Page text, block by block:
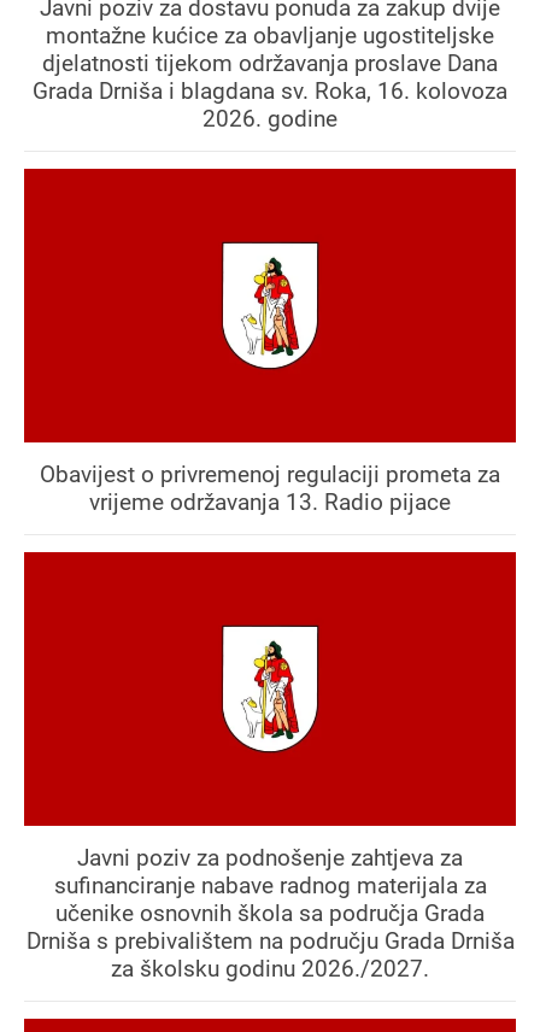
Javni poziv za dostavu ponuda za zakup dvije
montažne kućice za obavljanje ugostiteljske
djelatnosti tijekom održavanja proslave Dana
Grada Drniša i blagdana sv. Roka, 16. kolovoza
2026. godine
Obavijest o privremenoj regulaciji prometa za
vrijeme održavanja 13. Radio pijace
Javni poziv za podnošenje zahtjeva za
sufinanciranje nabave radnog materijala za
učenike osnovnih škola sa područja Grada
Drniša s prebivalištem na području Grada Drniša
za školsku godinu 2026./2027.